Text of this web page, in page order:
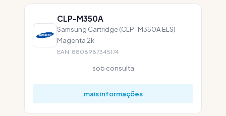
CLP-M350A
Samsung Cartridge (CLP-M350A ELS)
Magenta 2k
EAN: 8808987345174
sob consulta
mais informações